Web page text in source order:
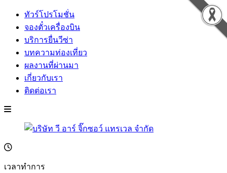
ทัวร์โปรโมชั่น
จองตั๋วเครื่องบิน
บริการยื่นวีซ่า
บทความท่องเที่ยว
ผลงานที่ผ่านมา
เกี่ยวกับเรา
ติดต่อเรา
เวลาทำการ